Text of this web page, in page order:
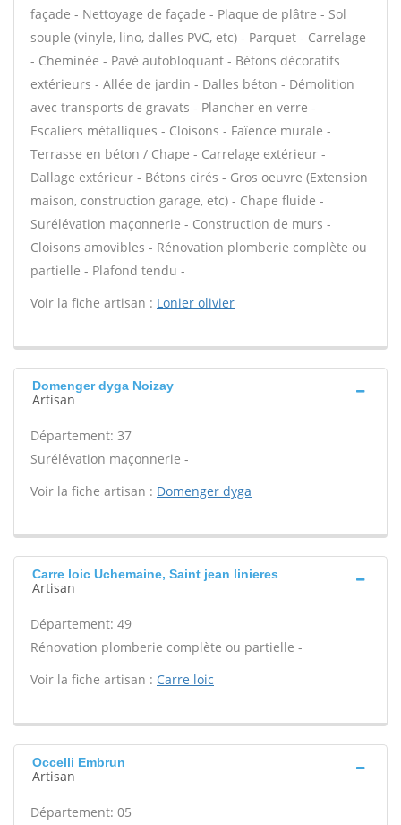
façade - Nettoyage de façade - Plaque de plâtre - Sol
souple (vinyle, lino, dalles PVC, etc) - Parquet - Carrelage
- Cheminée - Pavé autobloquant - Bétons décoratifs
extérieurs - Allée de jardin - Dalles béton - Démolition
avec transports de gravats - Plancher en verre -
Escaliers métalliques - Cloisons - Faïence murale -
Terrasse en béton / Chape - Carrelage extérieur -
Dallage extérieur - Bétons cirés - Gros oeuvre (Extension
maison, construction garage, etc) - Chape fluide -
Surélévation maçonnerie - Construction de murs -
Cloisons amovibles - Rénovation plomberie complète ou
partielle - Plafond tendu -
Voir la fiche artisan : Lonier olivier
Domenger dyga Noizay
Artisan
Département: 37
Surélévation maçonnerie -
Voir la fiche artisan : Domenger dyga
Carre loic Uchemaine, Saint jean linieres
Artisan
Département: 49
Rénovation plomberie complète ou partielle -
Voir la fiche artisan : Carre loic
Occelli Embrun
Artisan
Département: 05